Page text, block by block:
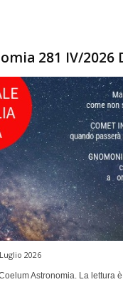
281 IV/2026
2026
Astronomia. La lettura